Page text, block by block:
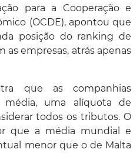
para a Cooperação e
(OCDE), apontou que
posição do ranking de
as empresas, atrás apenas
que as companhias
média, uma alíquota de
todos os tributos. O
que a média mundial e
menor que o de Malta